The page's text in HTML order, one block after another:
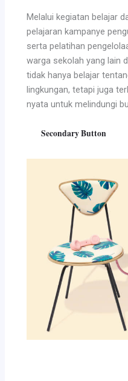
Melalui kegiatan belajar
pelajaran kampanye
serta pelatihan
warga sekolah yang lain
tidak hanya belajar
lingkungan, tetapi juga
nyata untuk melindungi
Secondary Button